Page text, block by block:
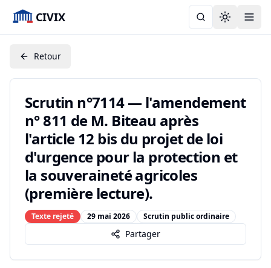
CIVIX Toggle
Retour
Scrutin n°7114 — l'amendement
n° 811 de M. Biteau après
l'article 12 bis du projet de loi
d'urgence pour la protection et
la souveraineté agricoles
(première lecture).
Texte rejeté 29 mai 2026 Scrutin public ordinaire
Partager